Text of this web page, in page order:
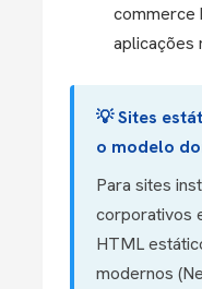
commerce
aplicações
💡 Sites
o modelo
Para sites
corporativos
HTML
modernos